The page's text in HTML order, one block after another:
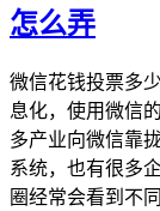
怎么弄
微信花钱投票多
息化，使用微信
多产业向微信靠
系统，也有很多
圈经常会看到不